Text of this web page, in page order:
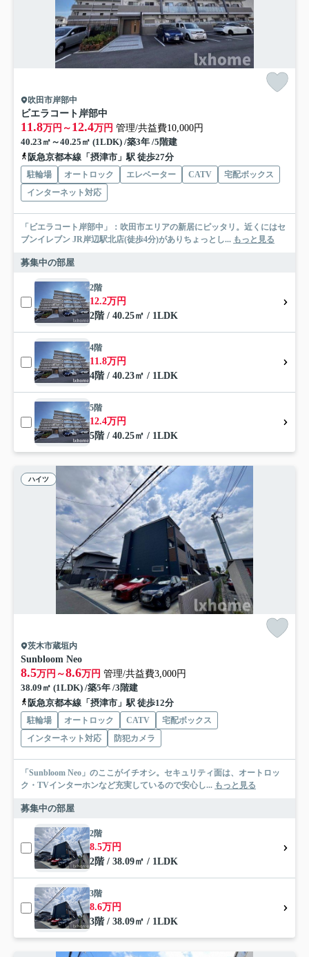
吹田市岸部中
ビエラコート岸部中
11.8万円～ 12.4万円 管理/共益費10,000円
40.23㎡～40.25㎡ (1LDK) /築3年 /5階建
阪急京都本線「摂津市」駅 徒歩27分
駐輪場 オートロック エレベーター CATV
宅配ボックス
インターネット対応
「ビエラコート岸部中」：吹田市エリアの新居にピッタリ。近くにはセ
ブンイレブン JR岸辺駅北店(徒歩4分)がありちょっとし... もっと見る
募集中の部屋
2階
12.2万円
2階 / 40.25㎡ / 1LDK
4階
11.8万円
4階 / 40.23㎡ / 1LDK
5階
12.4万円
5階 / 40.25㎡ / 1LDK
ハイツ
茨木市蔵垣内
Sunbloom Neo
8.5万円～8.6万円 管理/共益費3,000円
38.09㎡ (1LDK) /築5年 /3階建
阪急京都本線「摂津市」駅 徒歩12分
駐輪場 オートロック CATV
宅配ボックス
インターネット対応
防犯カメラ
「Sunbloom Neo」のここがイチオシ。セキュリティ面は、オートロッ
ク・TVインターホンなど充実しているので安心し... もっと見る
募集中の部屋
2階
8.5万円
2階 / 38.09㎡ / 1LDK
3階
8.6万円
3階 / 38.09㎡ / 1LDK